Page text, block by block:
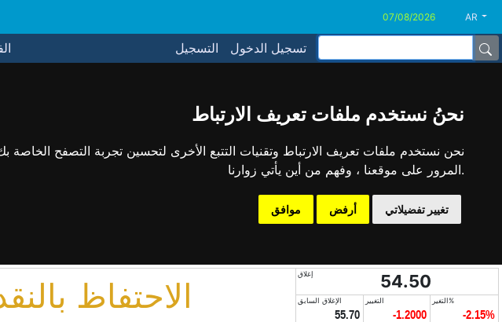
نحنُ نستخدم ملفات تعريف الارتباط
نحن نستخدم ملفات تعريف الارتباط وتقنيات التتبع الأخرى لتحسين تجربة التصفح
المرور على موقعنا ، وفهم من أين يأتي زوارنا.
موافق أرفض تغيير تفضيلاتي
AR
التسجيل تسجيل الدخول
الاحتفاظ
إغلاق 54.50
الإغلاق السابق
55.70
التغيير
-1.2000
التغير%
-2.15%